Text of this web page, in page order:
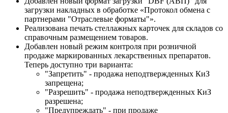
загрузки накладных в обработке «Протокол обмена с
партнерами "Отраслевые форматы"».
Реализована печать стеллажных карточек для складов со
справочным размещением товаров.
Добавлен новый режим контроля при розничной
продаже маркированных лекарственных препаратов.
Теперь доступно три варианта:
"Запретить" - продажа неподтвержденных КиЗ
запрещена;
"Разрешить" - продажа неподтвержденных КиЗ
разрешена;
"Предупреждать" - при продаже